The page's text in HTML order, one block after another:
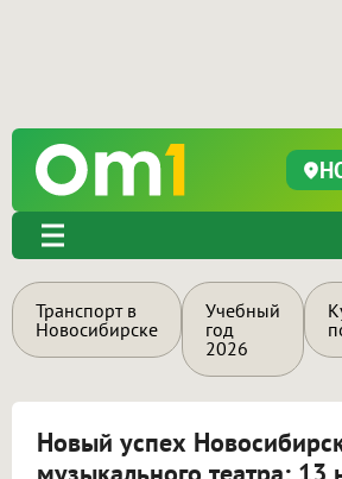
Транспорт в
Новосибирске
Учебный
год
2026
Новый успех